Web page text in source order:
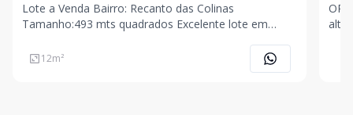
Lote a Venda Bairro: Recanto das Colinas
Tamanho:493 mts quadrados Excelente lote em
padrão a poucos minutos do centro. R$ 230.000,00
12m²
alto